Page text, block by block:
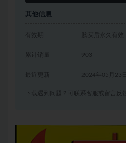
其他信息
有效期 购买后永久有效
累计销量 903
2024年05月23日
下载遇到问题？可联系客服或留言反馈